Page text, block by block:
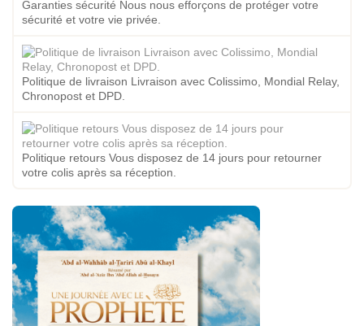
Garanties sécurité Nous nous efforçons de protéger votre
sécurité et votre vie privée.
Politique de livraison Livraison avec Colissimo, Mondial Relay,
Chronopost et DPD.
Politique retours Vous disposez de 14 jours pour retourner
votre colis après sa réception.